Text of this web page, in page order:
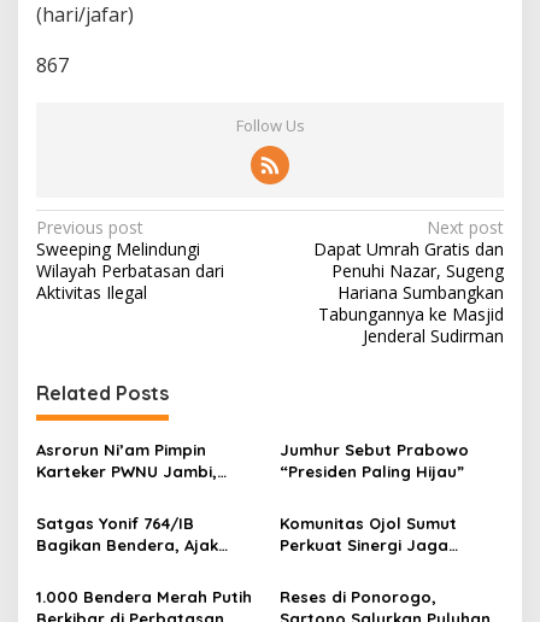
(hari/jafar)
867
Follow Us
P
o
s
a
v
i
a
i
Previous post
Sweeping Melindungi
Wilayah Perbatasan dari
Aktivitas Ilegal
Next post
Dapat Umrah Gratis dan
Penuhi Nazar, Sugeng
Hariana Sumbangkan
Tabungannya ke Masjid
Jenderal Sudirman
Related Posts
Asrorun Ni’am Pimpin
Karteker PWNU Jambi,
Muda Visioner untuk Abad
Kedua NU
Jumhur Sebut Prabowo
“Presiden Paling Hijau”
Satgas Yonif 764/IB
Bagikan Bendera, Ajak
HUT RI
Komunitas Ojol Sumut
Perkuat Sinergi Jaga
1.000 Bendera Merah Putih
Reses di Ponorogo,